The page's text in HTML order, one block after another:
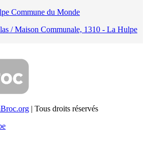
Commune du Monde
/ Maison Communale, 1310 - La Hulpe
| Tous droits réservés